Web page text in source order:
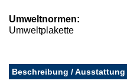
Umweltnormen:
Umweltplakette
Beschreibung / Ausstattung